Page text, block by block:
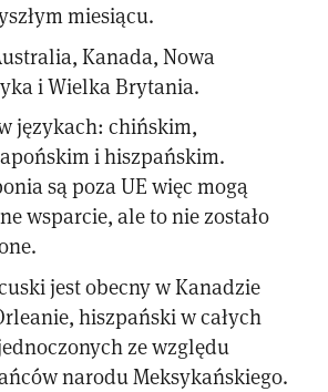
miesiącu.
Kanada, Nowa
i Wielka Brytania.
językach: chińskim,
i hiszpańskim.
są poza UE więc mogą
wsparcie, ale to nie zostało
jest obecny w Kanadzie
hiszpański w całych
ze względu
narodu Meksykańskiego.